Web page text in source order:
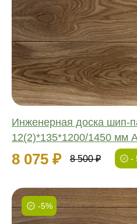
Инженерная доска шип-
12(2)*135*1200/1450 мм
8 075 ₽ 8 500 ₽ -
Обработка:
Длина:
Ширина:
Толщина:
-5%
Фаска: